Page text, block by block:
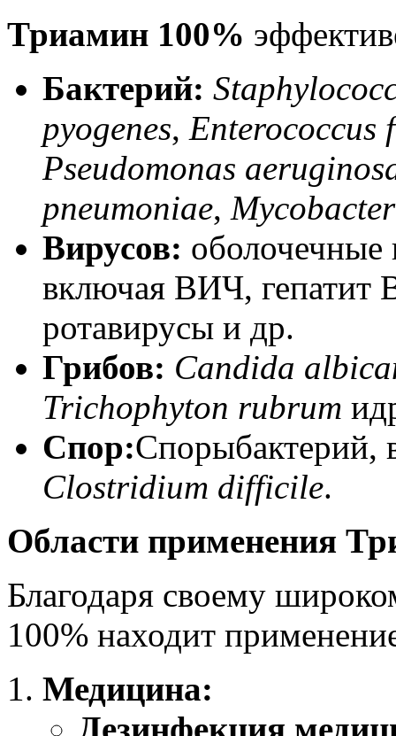
Триамин 100%
Бактерий:
pyogenes, Enterococcus
Pseudomonas
pneumoniae,
Вирусов: оболочечные
включая ВИЧ, гепатит
ротавирусы и др.
Грибов: Candida
Trichophyton rubrum и
Спор:Спорыбактерий,
Clostridium difficile.
Области применения
Благодаря своему
100% находит
Медицина:
Дезинфекция